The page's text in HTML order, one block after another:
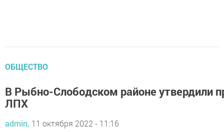
ОБЩЕСТВО
В Рыбно-Слободском районе утвердили
ЛПХ
admin, 11 октября 2022 - 11:16